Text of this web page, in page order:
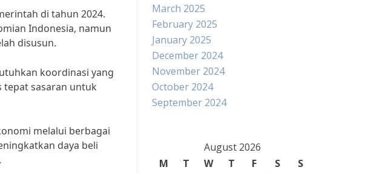
di tahun 2024.
Indonesia, namun
disusun.
koordinasi yang
tepat sasaran untuk
melalui berbagai
daya beli
March 2025
February 2025
January 2025
December 2024
November 2024
October 2024
September 2024
August 2026
M
T W T F S
S